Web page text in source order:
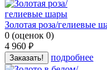
Золотая роза/гелиевые
0 (оценок 0)
4 960 руб.
Заказать! подробнее